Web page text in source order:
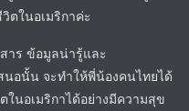
ตในอเมริกาค่ะ
าร ข้อมูลน่ารู้และ
นอนั้น จะทำให้พี่น้องคนไทยได้
นอเมริกาได้อย่างมีความสุข